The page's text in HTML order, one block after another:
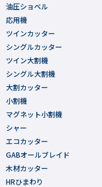
油圧ショベル
応用機
ツインカッター
シングルカッター
ツイン大割機
シングル大割機
大割カッター
小割機
マグネット小割機
シャー
エコカッター
GABオールブレイド
木材カッター
HRひまわり